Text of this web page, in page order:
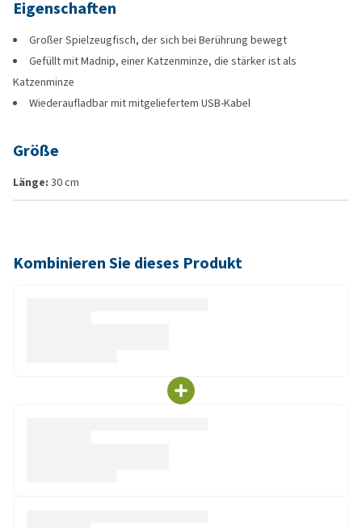
Eigenschaften
Großer Spielzeugfisch, der sich bei Berührung bewegt
Gefüllt mit Madnip, einer Katzenminze, die stärker ist als
Katzenminze
Wiederaufladbar mit mitgeliefertem USB-Kabel
Größe
Länge: 30 cm
Kombinieren Sie dieses Produkt